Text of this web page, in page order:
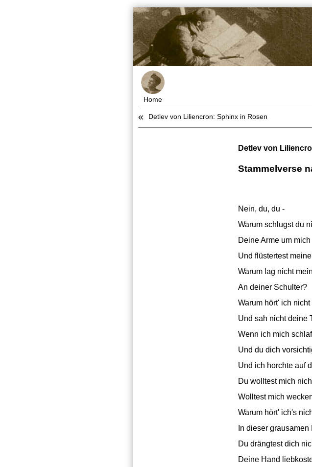
Home
« Detlev von Liliencron: Sphinx in Rosen
Detlev von
Stammelverse
Nein, du, du -
Warum schlugst du
Deine Arme um mich
Und flüstertest
Warum lag nicht
An deiner Schulter?
Warum hört' ich
Und sah nicht deine
Wenn ich mich
Und du dich
Und ich horchte auf
Du wolltest mich
Wolltest mich
Warum hört' ich's
In dieser grausamen
Du drängtest dich
Deine Hand